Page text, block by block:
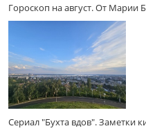
Гороскоп на август. От Марии
Сериал "Бухта вдов". Заметки